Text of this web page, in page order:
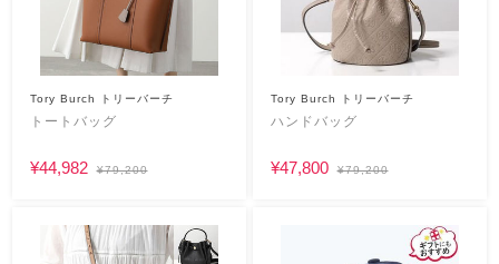
Tory Burch トリーバーチ
トートバッグ
¥44,982 ¥79,200
Tory Burch トリーバーチ
ハンドバッグ
¥47,800 ¥79,200